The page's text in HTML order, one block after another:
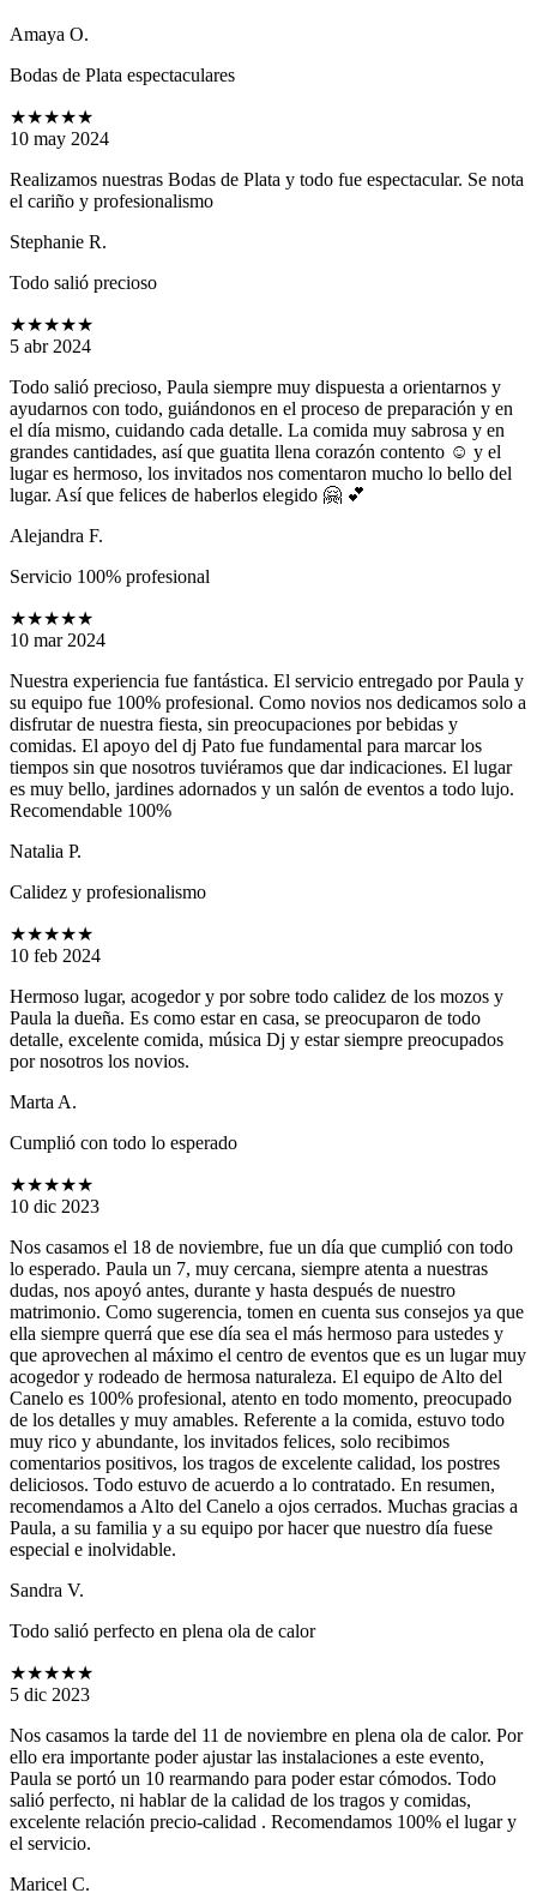
Amaya O.
Bodas de Plata espectaculares
★★★★★
10 may 2024
Realizamos nuestras Bodas de Plata y todo fue espectacular. Se nota
el cariño y profesionalismo
Stephanie R.
Todo salió precioso
★★★★★
5 abr 2024
Todo salió precioso, Paula siempre muy dispuesta a orientarnos y
ayudarnos con todo, guiándonos en el proceso de preparación y en
el día mismo, cuidando cada detalle. La comida muy sabrosa y en
grandes cantidades, así que guatita llena corazón contento ☺ y el
lugar es hermoso, los invitados nos comentaron mucho lo bello del
lugar. Así que felices de haberlos elegido 🤗 💕
Alejandra F.
Servicio 100% profesional
★★★★★
10 mar 2024
Nuestra experiencia fue fantástica. El servicio entregado por Paula y
su equipo fue 100% profesional. Como novios nos dedicamos solo a
disfrutar de nuestra fiesta, sin preocupaciones por bebidas y
comidas. El apoyo del dj Pato fue fundamental para marcar los
tiempos sin que nosotros tuviéramos que dar indicaciones. El lugar
es muy bello, jardines adornados y un salón de eventos a todo lujo.
Recomendable 100%
Natalia P.
Calidez y profesionalismo
★★★★★
10 feb 2024
Hermoso lugar, acogedor y por sobre todo calidez de los mozos y
Paula la dueña. Es como estar en casa, se preocuparon de todo
detalle, excelente comida, música Dj y estar siempre preocupados
por nosotros los novios.
Marta A.
Cumplió con todo lo esperado
★★★★★
10 dic 2023
Nos casamos el 18 de noviembre, fue un día que cumplió con todo
lo esperado. Paula un 7, muy cercana, siempre atenta a nuestras
dudas, nos apoyó antes, durante y hasta después de nuestro
matrimonio. Como sugerencia, tomen en cuenta sus consejos ya que
ella siempre querrá que ese día sea el más hermoso para ustedes y
que aprovechen al máximo el centro de eventos que es un lugar muy
acogedor y rodeado de hermosa naturaleza. El equipo de Alto del
Canelo es 100% profesional, atento en todo momento, preocupado
de los detalles y muy amables. Referente a la comida, estuvo todo
muy rico y abundante, los invitados felices, solo recibimos
comentarios positivos, los tragos de excelente calidad, los postres
deliciosos. Todo estuvo de acuerdo a lo contratado. En resumen,
recomendamos a Alto del Canelo a ojos cerrados. Muchas gracias a
Paula, a su familia y a su equipo por hacer que nuestro día fuese
especial e inolvidable.
Sandra V.
Todo salió perfecto en plena ola de calor
★★★★★
5 dic 2023
Nos casamos la tarde del 11 de noviembre en plena ola de calor. Por
ello era importante poder ajustar las instalaciones a este evento,
Paula se portó un 10 rearmando para poder estar cómodos. Todo
salió perfecto, ni hablar de la calidad de los tragos y comidas,
excelente relación precio-calidad . Recomendamos 100% el lugar y
el servicio.
Maricel C.